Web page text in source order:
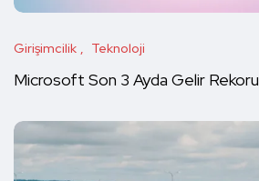
Girişimcilik Teknoloji
Microsoft Son 3 Ayda Gelir Rekoru